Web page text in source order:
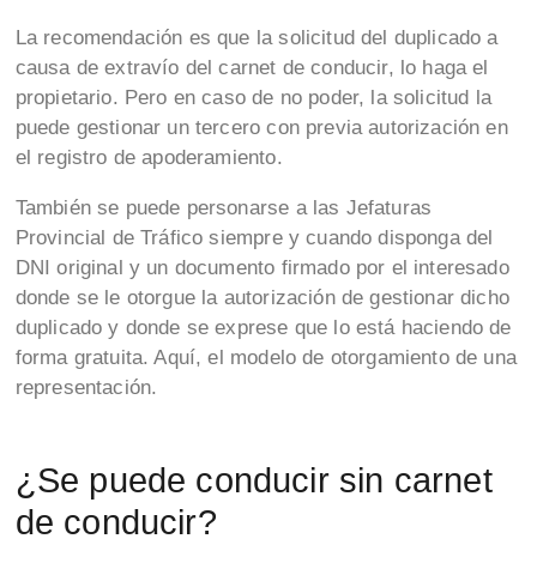
La recomendación es que la solicitud del duplicado a
causa de extravío del carnet de conducir, lo haga el
propietario. Pero en caso de no poder, la solicitud la
puede gestionar un tercero con previa autorización en
el registro de apoderamiento.
También se puede personarse a las Jefaturas
Provincial de Tráfico siempre y cuando disponga del
DNI original y un documento firmado por el interesado
donde se le otorgue la autorización de gestionar dicho
duplicado y donde se exprese que lo está haciendo de
forma gratuita. Aquí, el modelo de otorgamiento de una
representación.
¿Se puede conducir sin carnet
de conducir?